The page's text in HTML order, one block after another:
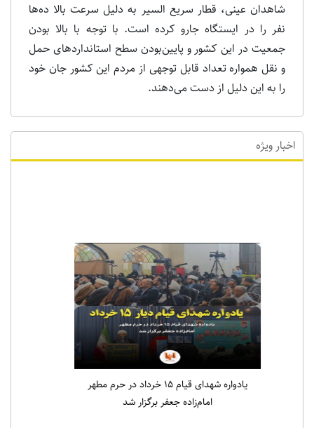
شاهدان عینی، قطار سریع السیر به دلیل سرعت بالا ده‌ها
نفر را در ایستگاه جارو کرده است. با توجه با بالا بودن
جمعیت در این کشور و پایین‌بودن سطح استانداردهای حمل
و نقل همواره تعداد قابل توجهی از مردم این کشور جان خود
را به این دلیل از دست می‌دهند.
اخبار ویژه
یادواره شهدای قیام ۱۵ خرداد در حرم مطهر
امام‌زاده جعفر برگزار شد